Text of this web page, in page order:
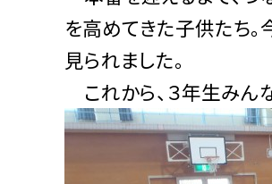
を高めてきた子供たち
見られました。
これから、３年生みん